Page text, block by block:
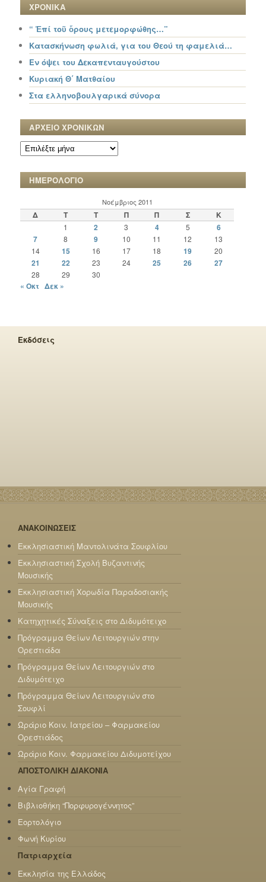
ΧΡΟΝΙΚΑ
“ Ἐπί τοῦ ὄρους μετεμορφώθης…”
Κατασκήνωση φωλιά, για του Θεού τη φαμελιά…
Εν όψει του Δεκαπενταυγούστου
Κυριακή Θ΄ Ματθαίου
Στα ελληνοβουλγαρικά σύνορα
ΑΡΧΕΙΟ ΧΡΟΝΙΚΩΝ
ΑΡΧΕΙΟ
ΧΡΟΝΙΚΩΝ
ΗΜΕΡΟΛΟΓΙΟ
Νοέμβριος 2011
Δ Τ Τ Π Π Σ Κ
1 2 3 4 5
6
7
8 9 10 11 12
13
14
15 16 17 18 19 20
21 22 23 24 25 26 27
28 29 30
« Οκτ Δεκ »
Εκδόσεις
ΑΝΑΚΟΙΝΩΣΕΙΣ
Εκκλησιαστική Μαντολινάτα Σουφλίου
Εκκλησιαστική Σχολή Βυζαντινής
Μουσικής
Εκκλησιαστική Χορωδία Παραδοσιακής
Μουσικής
Κατηχητικές Σύναξεις στο Διδυμότειχο
Πρόγραμμα Θείων Λειτουργιών στην
Ορεστιάδα
Πρόγραμμα Θείων Λειτουργιών στο
Διδυμότειχο
Πρόγραμμα Θείων Λειτουργιών στο
Σουφλί
Ωράριο Κοιν. Ιατρείου – Φαρμακείου
Ορεστιάδος
Ωράριο Κοιν. Φαρμακείου Διδυμοτείχου
ΑΠΟΣΤΟΛΙΚΗ ΔΙΑΚΟΝΙΑ
Αγία Γραφή
Βιβλιοθήκη “Πορφυρογέννητος”
Εορτολόγιο
Φωνή Κυρίου
Πατριαρχεία
Εκκλησία της Ελλάδος